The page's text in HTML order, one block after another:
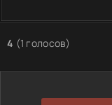
4 (1 голосов)
80